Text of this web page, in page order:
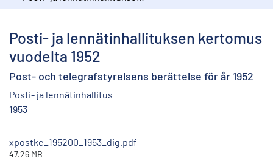
Posti- ja lennätinhallituksen kertomus
vuodelta 1952
Post- och telegrafstyrelsens berättelse för år 1952
Posti- ja lennätinhallitus
1953
xpostke_195200_1953_dig.pdf
47.26 MB